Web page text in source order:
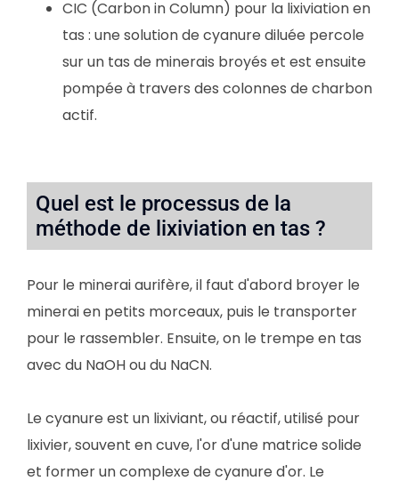
CIC (Carbon in Column) pour la lixiviation en
tas : une solution de cyanure diluée percole
sur un tas de minerais broyés et est ensuite
pompée à travers des colonnes de charbon
actif.
Quel est le processus de la
méthode de lixiviation en tas ?
Pour le minerai aurifère, il faut d'abord broyer le
minerai en petits morceaux, puis le transporter
pour le rassembler. Ensuite, on le trempe en tas
avec du NaOH ou du NaCN.
Le cyanure est un lixiviant, ou réactif, utilisé pour
lixivier, souvent en cuve, l'or d'une matrice solide
et former un complexe de cyanure d'or. Le